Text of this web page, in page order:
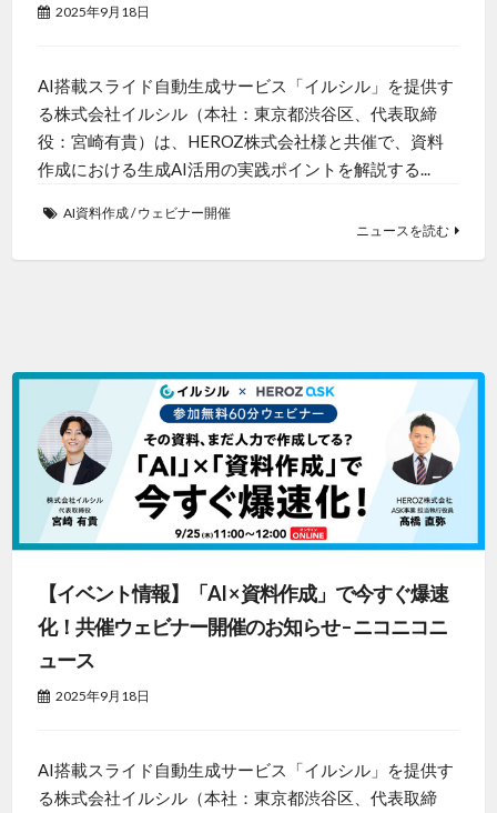
2025年9月18日
AI搭載スライド自動生成サービス「イルシル」を提供す
る株式会社イルシル（本社：東京都渋谷区、代表取締
役：宮崎有貴）は、HEROZ株式会社様と共催で、資料
作成における生成AI活用の実践ポイントを解説する...
AI資料作成/ウェビナー開催
ニュースを読む
【イベント情報】「AI × 資料作成」で今すぐ爆速
化！共催ウェビナー開催のお知らせ – ニコニコニ
ュース
2025年9月18日
AI搭載スライド自動生成サービス「イルシル」を提供す
る株式会社イルシル（本社：東京都渋谷区、代表取締